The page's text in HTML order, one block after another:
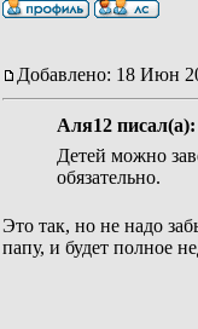
Добавлено: 18 Июн
Аля12 писал(а):
Детей можно
обязательно.
Это так, но не надо
папу, и будет полное